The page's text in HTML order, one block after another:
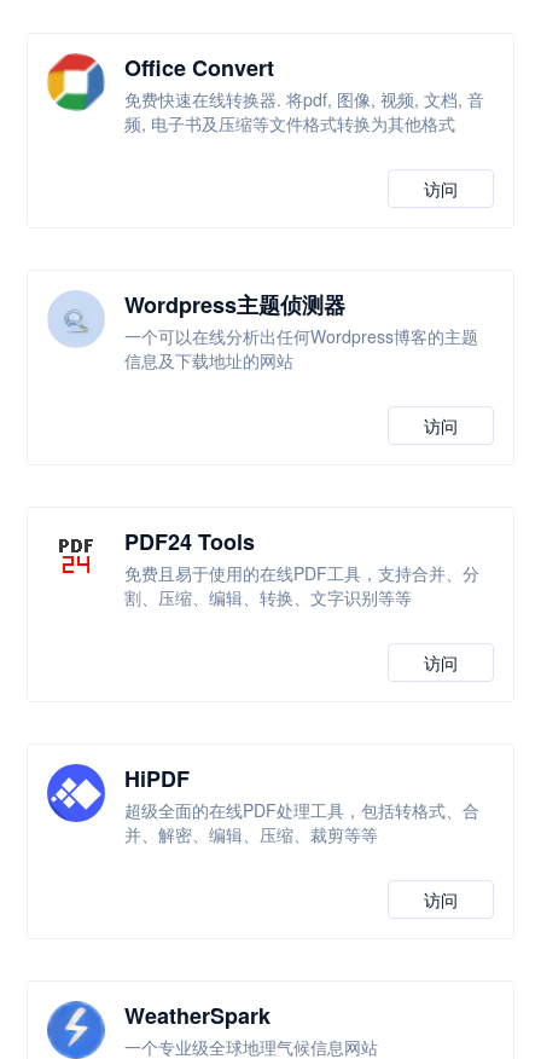
Office Convert
免费快速在线转换器. 将pdf, 图像, 视频, 文档, 音
频, 电子书及压缩等文件格式转换为其他格式
访问
Wordpress主题侦测器
一个可以在线分析出任何Wordpress博客的主题
信息及下载地址的网站
访问
PDF24 Tools
免费且易于使用的在线PDF工具，支持合并、分
割、压缩、编辑、转换、文字识别等等
访问
HiPDF
超级全面的在线PDF处理工具，包括转格式、合
并、解密、编辑、压缩、裁剪等等
访问
WeatherSpark
一个专业级全球地理气候信息网站